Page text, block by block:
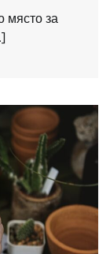
място за